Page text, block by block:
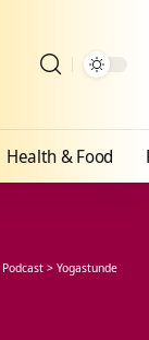
Health & Food
Podcast> Yogastunde